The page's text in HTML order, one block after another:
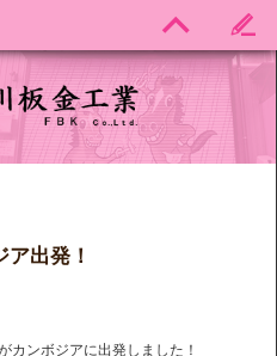
ア出発！
カンボジアに出発しました！